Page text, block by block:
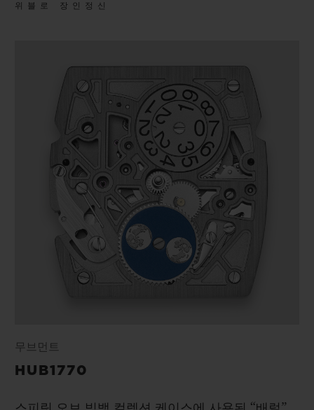
위블로 장인정신
무브먼트
HUB1770